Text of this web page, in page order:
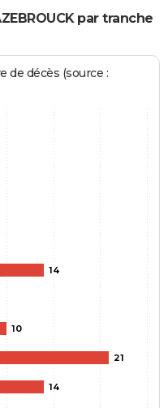
par tranche
de décès (source :
14
10
21
14